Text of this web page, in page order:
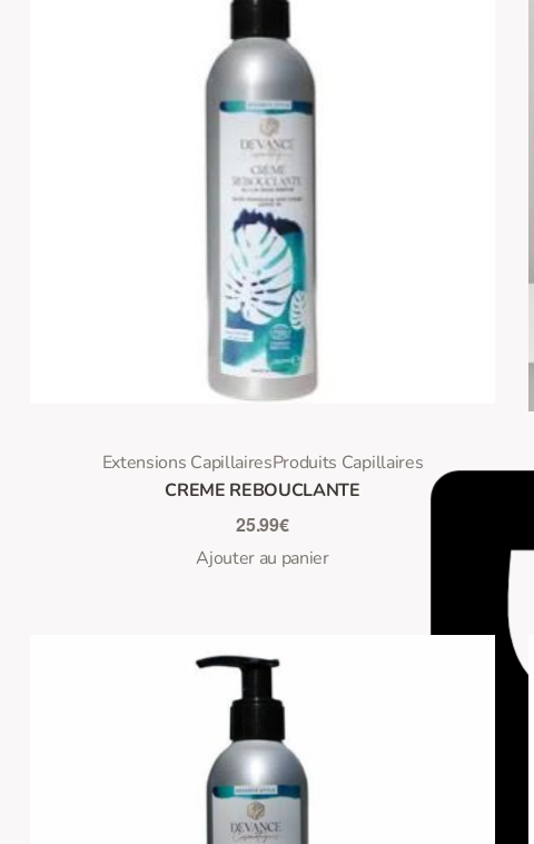
Note sur 5
Extensions CapillairesProduits Capillaires
CREME REBOUCLANTE
25.99€
Ajouter au panier